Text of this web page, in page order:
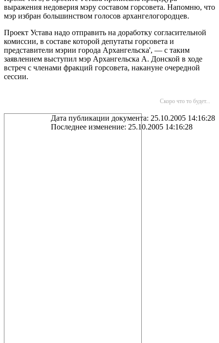
выражения недоверия мэру составом горсовета. Напомню, что
мэр избран большинством голосов архангелогородцев.
Проект Устава надо отправить на доработку согласительной
комиссии, в составе которой депутаты горсовета и
представители мэрии города Архангельска', — с таким
заявлением выступил мэр Архангельска А. Донской в ходе
встреч с членами фракций горсовета, накануне очередной
сессии.
Скоро что то будет...
Дата публикации документа: 25.10.2005 14:16:28
Последнее изменение: 25.10.2005 14:16:28